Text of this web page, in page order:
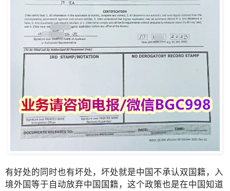
有好处的同时也有坏处，坏处就是中国不承认双国籍，入
境外国等于自动放弃中国国籍，这个政策也是在中国知道